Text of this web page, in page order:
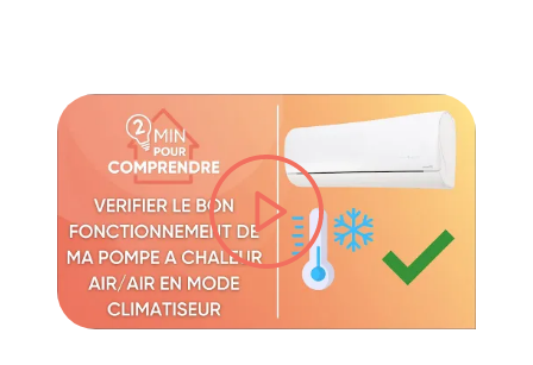
lire la vidéo